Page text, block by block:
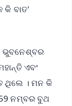
କି ବାତ'
ଭୁବନେଶ୍ବର
ଏବଂ
ଥିଲେ । ମନ କି
ନମ୍ବର ବୁଥ